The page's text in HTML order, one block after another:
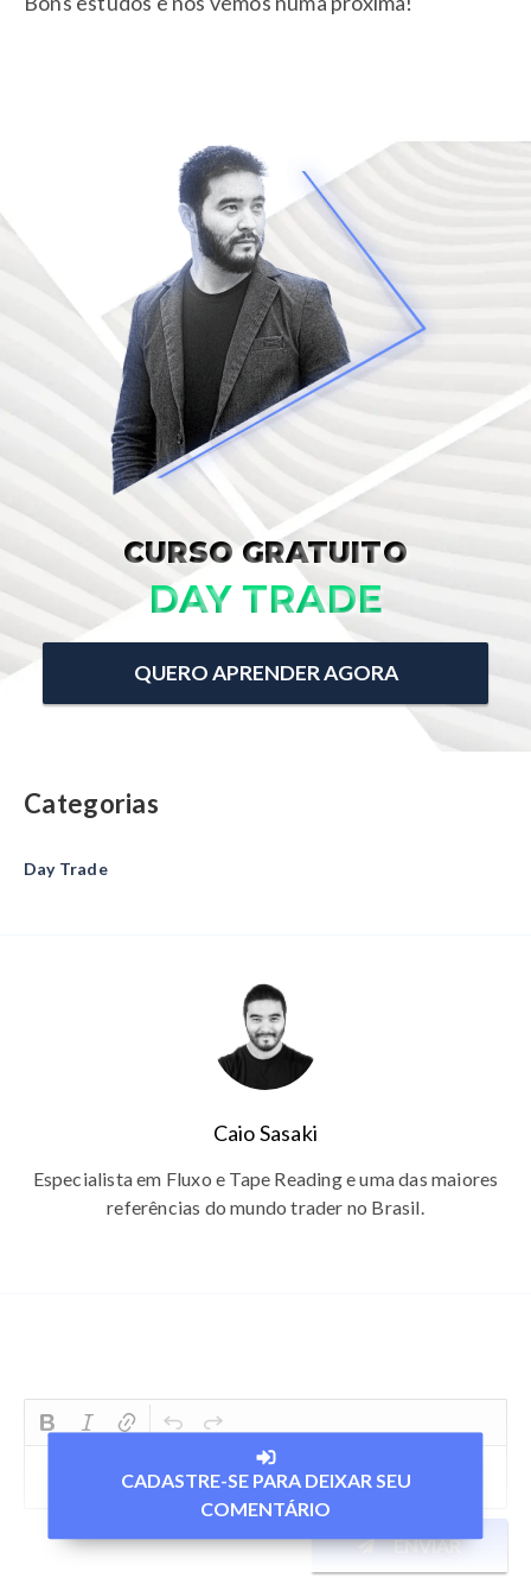
CURSO GRATUITO
DAY TRADE
QUERO APRENDER AGORA
Categorias
Day Trade
Caio Sasaki
Especialista em Fluxo e Tape Reading e uma das maiores
referências do mundo trader no Brasil.
ENVIAR
CADASTRE-SE PARA DEIXAR SEU
COMENTÁRIO